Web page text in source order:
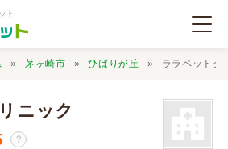
ト
茅ヶ崎市 ひばりが丘 ララペットク
ニック
？